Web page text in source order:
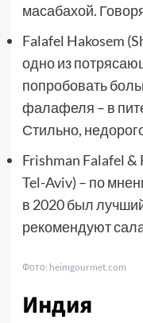
масабахой.
Falafel Hakosem
одно из
попробовать
фалафеля – в
Стильно,
Frishman Falafel &
Tel-Aviv) – по
в 2020 был
рекомендуют
Фото: heimgourmet.com
Индия